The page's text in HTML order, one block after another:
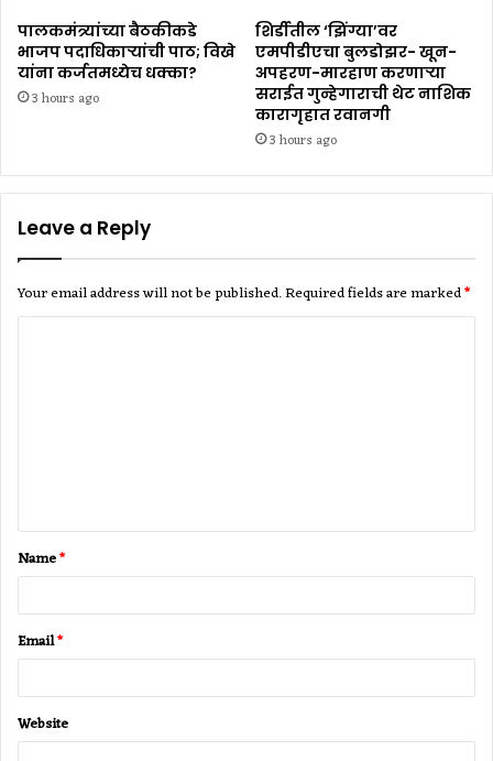
पालकमंत्र्यांच्या बैठकीकडे
भाजप पदाधिकाऱ्यांची पाठ; विखे
यांना कर्जतमध्येच धक्का?
3 hours ago
शिर्डीतील ‘झिंग्या’वर
एमपीडीएचा बुलडोझर- खून-
अपहरण-मारहाण करणाऱ्या
सराईत गुन्हेगाराची थेट नाशिक
कारागृहात रवानगी
3 hours ago
Leave a Reply
Your email address will not be published.Required fields are marked*
t
*
Name*
Email*
Website